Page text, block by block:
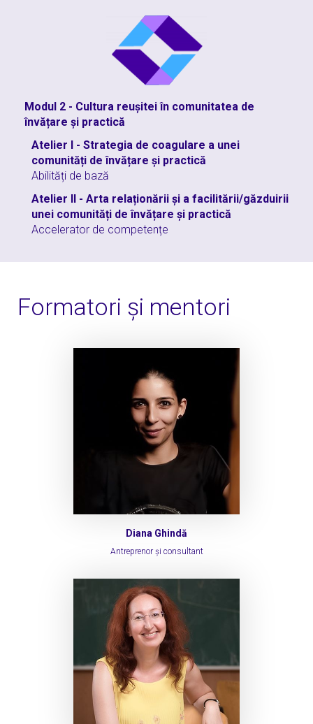
Modul 2 - Cultura reușitei în comunitatea de
învățare și practică
Atelier I - Strategia de coagulare a unei
comunități de învățare și practică
Abilități de bază
Atelier II - Arta relaționării și a facilitării/găzduirii
unei comunități de învățare și practică
Accelerator de competențe
Formatori și mentori
Diana Ghindă
Antreprenor și consultant